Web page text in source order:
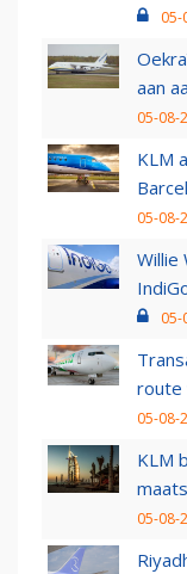
05-
aan
05-08-
KLM
05-08-
Willie
05-
route
05-08-
KLM
05-08-